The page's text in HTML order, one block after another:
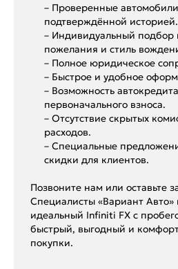
– Проверенные
подтверждённой историей.
– Индивидуальный подбор
пожелания и стиль
– Полное юридическое
– Быстрое и удобное
– Возможность
первоначального взноса.
– Отсутствие скрытых
расходов.
– Специальные
скидки для клиентов.
Позвоните нам или оставьте
Специалисты «Вариант Авто»
идеальный Infiniti FX с
быстрый, выгодный и
покупки.